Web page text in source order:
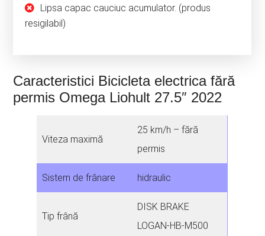
Lipsa capac cauciuc acumulator. (produs
resigilabil)
Caracteristici Bicicleta electrica fără
permis Omega Liohult 27.5″ 2022
Viteza maximă
25 km/h – fără
permis
Sistem de frânare hidraulic
Tip frână
DISK BRAKE
LOGAN-HB-M500